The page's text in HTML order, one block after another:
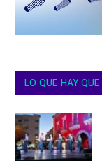
LO QUE HAY QUE